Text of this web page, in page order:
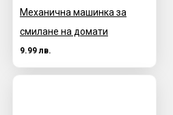
Механична машинка за
смилане на домати
9.99 лв.